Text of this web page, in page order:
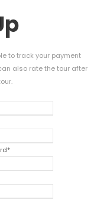
to track your payment
also rate the tour after
.
*